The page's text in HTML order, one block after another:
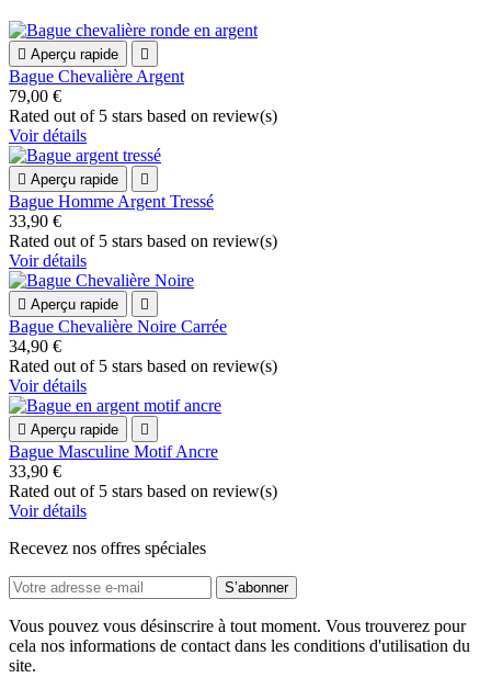
 Aperçu rapide 
Bague Chevalière Argent
79,00 €
Rated out of 5 stars based on review(s)
Voir détails
 Aperçu rapide 
Bague Homme Argent Tressé
33,90 €
Rated out of 5 stars based on review(s)
Voir détails
 Aperçu rapide 
Bague Chevalière Noire Carrée
34,90 €
Rated out of 5 stars based on review(s)
Voir détails
 Aperçu rapide 
Bague Masculine Motif Ancre
33,90 €
Rated out of 5 stars based on review(s)
Voir détails
Recevez nos offres spéciales
Vous pouvez vous désinscrire à tout moment. Vous trouverez pour
cela nos informations de contact dans les conditions d'utilisation du
site.